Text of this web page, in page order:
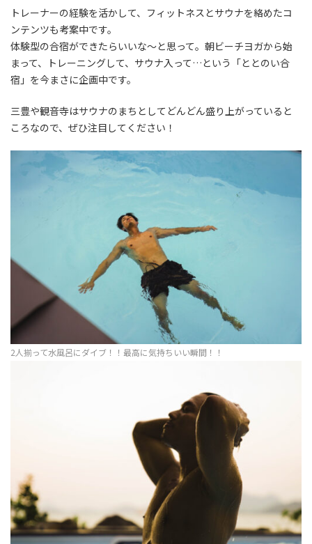
トレーナーの経験を活かして、フィットネスとサウナを絡めたコ
ンテンツも考案中です。
体験型の合宿ができたらいいな〜と思って。朝ビーチヨガから始
まって、トレーニングして、サウナ入って…という「ととのい合
宿」を今まさに企画中です。
三豊や観音寺はサウナのまちとしてどんどん盛り上がっていると
ころなので、ぜひ注目してください！
2人揃って水風呂にダイブ！！最高に気持ちいい瞬間！！